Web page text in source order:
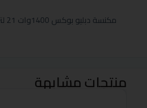
مكنسة دبليو بوكس 1400وات 21 لتر احمر+ حبة مجانا
منتجات مشابهة